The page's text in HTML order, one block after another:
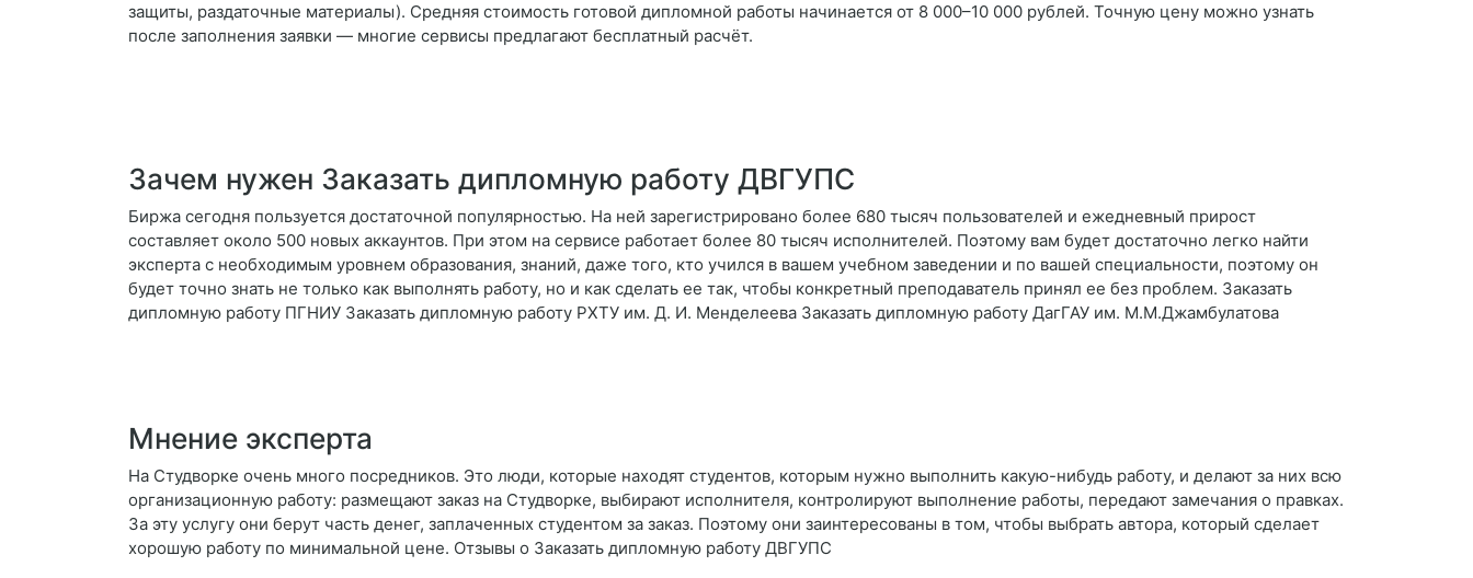
защиты, раздаточные материалы). Средняя стоимость готовой дипломной работы начинается от 8 000–10 000 рублей. Точную цену можно узнать
после заполнения заявки — многие сервисы предлагают бесплатный расчёт.
Зачем нужен Заказать дипломную работу ДВГУПС
Биржа сегодня пользуется достаточной популярностью. На ней зарегистрировано более 680 тысяч пользователей и ежедневный прирост
составляет около 500 новых аккаунтов. При этом на сервисе работает более 80 тысяч исполнителей. Поэтому вам будет достаточно легко найти
эксперта с необходимым уровнем образования, знаний, даже того, кто учился в вашем учебном заведении и по вашей специальности, поэтому он
будет точно знать не только как выполнять работу, но и как сделать ее так, чтобы конкретный преподаватель принял ее без проблем. Заказать
дипломную работу ПГНИУ Заказать дипломную работу РХТУ им. Д. И. Менделеева Заказать дипломную работу ДагГАУ им. М.М.Джамбулатова
Мнение эксперта
На Студворке очень много посредников. Это люди, которые находят студентов, которым нужно выполнить какую-нибудь работу, и делают за них всю
организационную работу: размещают заказ на Студворке, выбирают исполнителя, контролируют выполнение работы, передают замечания о правках.
За эту услугу они берут часть денег, заплаченных студентом за заказ. Поэтому они заинтересованы в том, чтобы выбрать автора, который сделает
хорошую работу по минимальной цене. Отзывы о Заказать дипломную работу ДВГУПС